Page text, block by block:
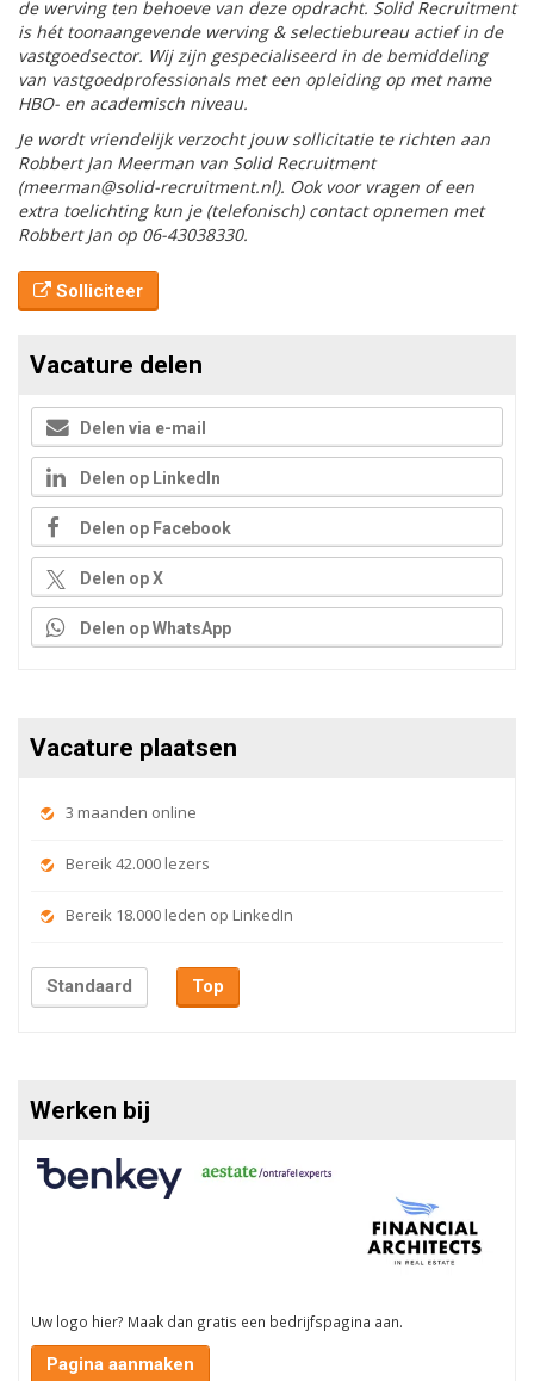
de werving ten behoeve van deze opdracht. Solid Recruitment
is hét toonaangevende werving & selectiebureau actief in de
vastgoedsector. Wij zijn gespecialiseerd in de bemiddeling
van vastgoedprofessionals met een opleiding op met name
HBO- en academisch niveau.
Je wordt vriendelijk verzocht jouw sollicitatie te richten aan
Robbert Jan Meerman van Solid Recruitment
(meerman@solid-recruitment.nl). Ook voor vragen of een
extra toelichting kun je (telefonisch) contact opnemen met
Robbert Jan op 06-43038330.
Solliciteer
Vacature delen
Delen via e-mail
Delen op LinkedIn
Delen op Facebook
Delen op X
Delen op WhatsApp
Vacature plaatsen
3 maanden online
Bereik 42.000 lezers
Bereik 18.000 leden op LinkedIn
Standaard Top
Werken bij
Uw logo hier? Maak dan gratis een bedrijfspagina aan.
Pagina aanmaken